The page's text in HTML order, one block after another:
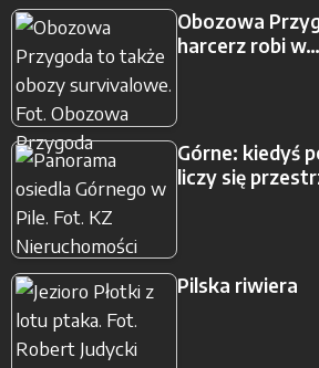
Obozowa
harcerz robi w…
Górne: kiedyś
liczy się
Pilska riwiera